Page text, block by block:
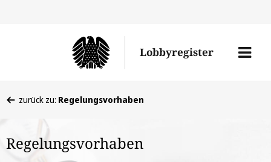
Lobbyregister
Menü
befinden
hier:
zurück zu: Regelungsvorhaben
Regelungsvorhaben